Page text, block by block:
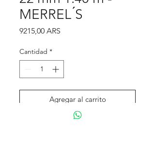
MERREL ́S
9215,00 ARS
Cantidad *
Agregar al carrito